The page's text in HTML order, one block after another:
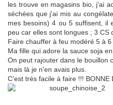
les trouve en magasins bio, j'ai
séchées que j'ai mis au
mes besoins) 4 ou 5 suffisent, il
peu car elles sont longues ; 3 CS
Faire chauffer à feu modéré 5 à 6
Ma fille qui adore la sauce soja
On peut rajouter dans le bouillon
mais là je n'en avais plus.
C'est trés facile à faire !!! BONNE